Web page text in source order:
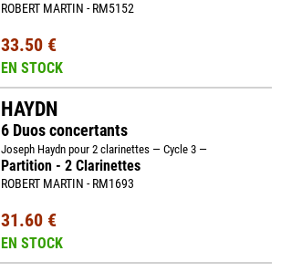
ROBERT MARTIN - RM5152
33.50 €
EN STOCK
HAYDN
6 Duos concertants
Joseph Haydn pour 2 clarinettes — Cycle 3 —
Partition - 2 Clarinettes
ROBERT MARTIN - RM1693
31.60 €
EN STOCK